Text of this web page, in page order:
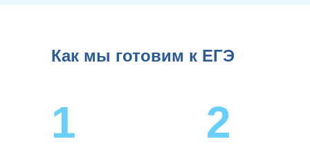
Как мы готовим к ЕГЭ
2
1